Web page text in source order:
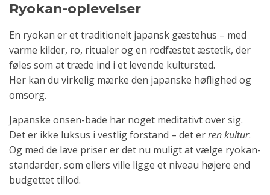
Ryokan-oplevelser
En ryokan er et traditionelt japansk gæstehus – med
varme kilder, ro, ritualer og en rodfæstet æstetik, der
føles som at træde ind i et levende kultursted.
Her kan du virkelig mærke den japanske høflighed og
omsorg.
Japanske onsen-bade har noget meditativt over sig.
Det er ikke luksus i vestlig forstand – det erren kultur.
Og med de lave priser er det nu muligt at vælge ryokan-
standarder, som ellers ville ligge et niveau højere end
budgettet tillod.